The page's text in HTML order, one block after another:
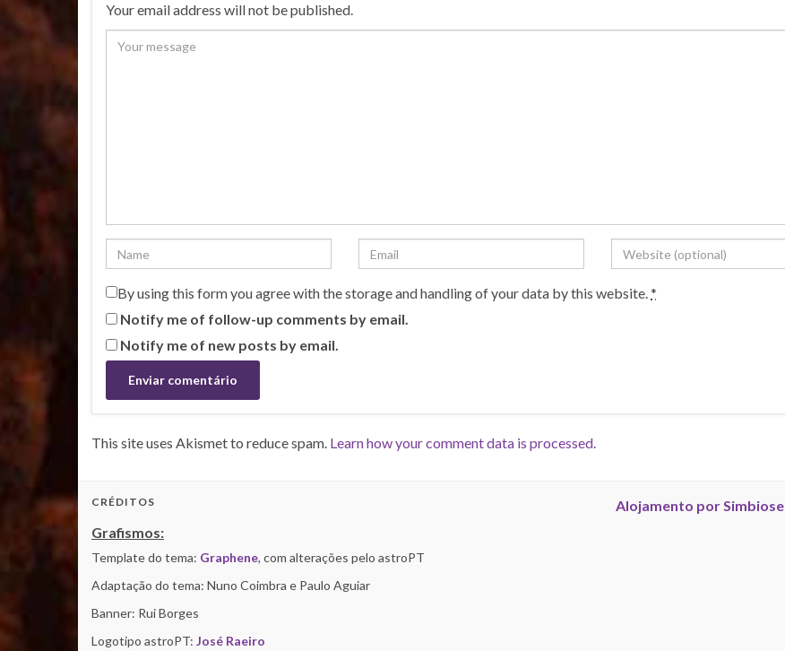
Your email address will not be published.
By using this form you agree with the storage and handling of your data by this website.*
Notify me of follow-up comments by email.
Notify me of new posts by email.
This site uses Akismet to reduce spam. Learn how your comment data is processed.
CRÉDITOS
Grafismos:
Template do tema: Graphene, com alterações pelo astroPT
Adaptação do tema: Nuno Coimbra e Paulo Aguiar
Banner: Rui Borges
Logotipo astroPT: José Raeiro
Alojamento por Simbiose